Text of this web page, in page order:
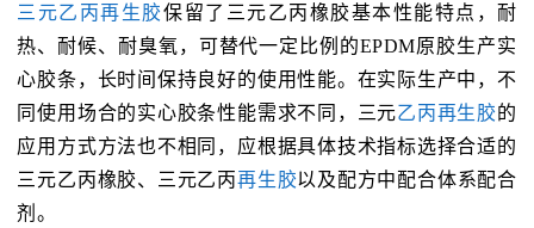
三元乙丙再生胶保留了三元乙丙橡胶基本性能特点，耐
热、耐候、耐臭氧，可替代一定比例的EPDM原胶生产实
心胶条，长时间保持良好的使用性能。在实际生产中，不
同使用场合的实心胶条性能需求不同，三元乙丙再生胶的
应用方式方法也不相同，应根据具体技术指标选择合适的
三元乙丙橡胶、三元乙丙再生胶以及配方中配合体系配合
剂。